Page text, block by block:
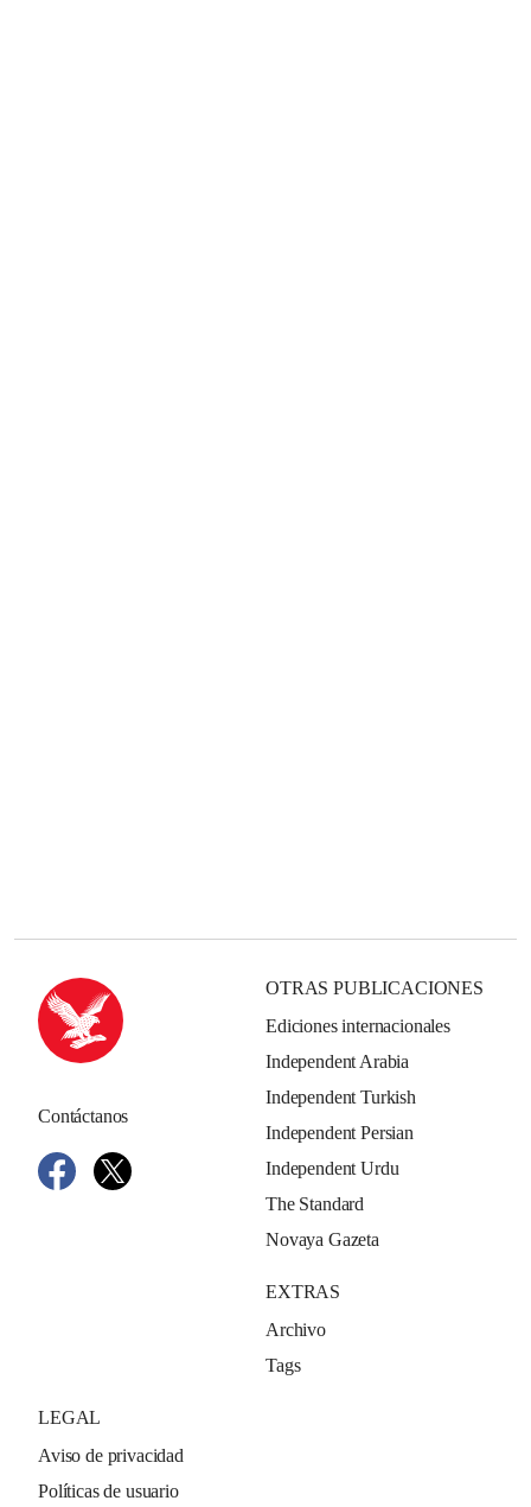
Contáctanos
OTRAS PUBLICACIONES
Ediciones internacionales
Independent Arabia
Independent Turkish
Independent Persian
Independent Urdu
The Standard
Novaya Gazeta
EXTRAS
Archivo
Tags
LEGAL
Aviso de privacidad
Políticas de usuario